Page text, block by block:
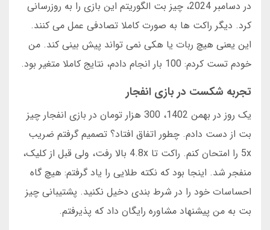
در دسامبر 2024، چیز بت الگوریتم این بازی را به روزرسانی
کرد. دیگر راکت ها به صورت کاملا تصادفی عمل می کنند.
این یعنی هیچ ربات یا هکی نمی تواند پیش بینی کند. من
خودم تست کردم: 100 بار انجام دادم، نتایج کاملا متغیر بود.
تجربه شکست در بازی انفجار
یک روز در بهمن 1402، 300 هزار تومان در بازی انفجار چیز
بت از دست دادم. چطور اتفاق افتاد؟ تصمیم گرفتم ضریب
5x را امتحان کنم. راکت تا 4.8x بالا رفت، ولی قبل از کلیک،
منفجر شد. اینجا بود که نکته طلایی را یاد گرفتم: هیچ گاه
احساسات خود را در شرط بندی دخیل نکنید. پشتیبانی چیز
بت به من پیشنهاد مشاوره رایگان داد که پذیرفتم.